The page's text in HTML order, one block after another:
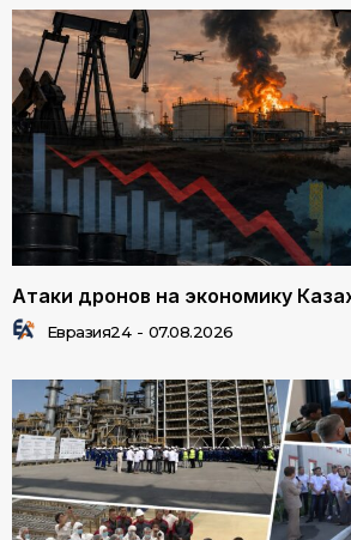
Атаки дронов на экономику
Евразия24 - 07.08.2026